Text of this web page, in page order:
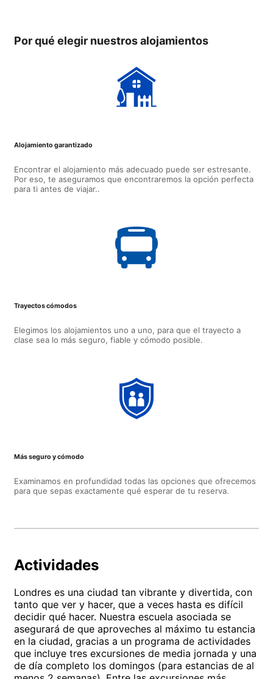
Por qué elegir nuestros alojamientos
Alojamiento garantizado
Encontrar el alojamiento más adecuado puede ser estresante.
Por eso, te aseguramos que encontraremos la opción perfecta
para ti antes de viajar..
Trayectos cómodos
Elegimos los alojamientos uno a uno, para que el trayecto a
clase sea lo más seguro, fiable y cómodo posible.
Más seguro y cómodo
Examinamos en profundidad todas las opciones que ofrecemos
para que sepas exactamente qué esperar de tu reserva.
Actividades
Londres es una ciudad tan vibrante y divertida, con
tanto que ver y hacer, que a veces hasta es difícil
decidir qué hacer. Nuestra escuela asociada se
asegurará de que aproveches al máximo tu estancia
en la ciudad, gracias a un programa de actividades
que incluye tres excursiones de media jornada y una
de día completo los domingos (para estancias de al